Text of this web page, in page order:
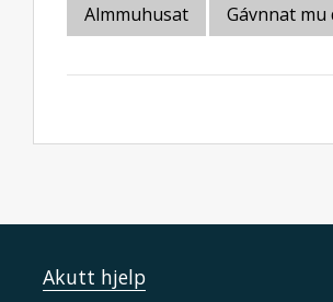
Almmuhusat
Gávnnat mu
Akutt hjelp